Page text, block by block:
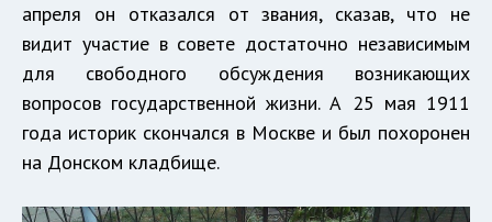
апреля он отказался от звания, сказав, что не
видит участие в совете достаточно независимым
для свободного обсуждения возникающих
вопросов государственной жизни. А 25 мая 1911
года историк скончался в Москве и был похоронен
на Донском кладбище.